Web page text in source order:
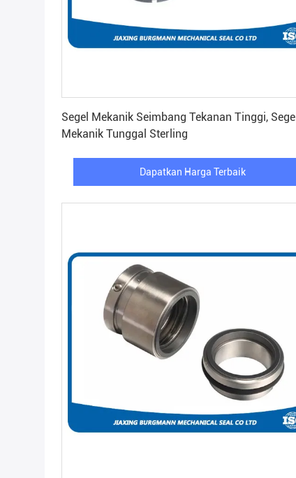
Segel Mekanik Seimbang Tekanan Tinggi, Segel
Mekanik Tunggal Sterling
Dapatkan Harga Terbaik